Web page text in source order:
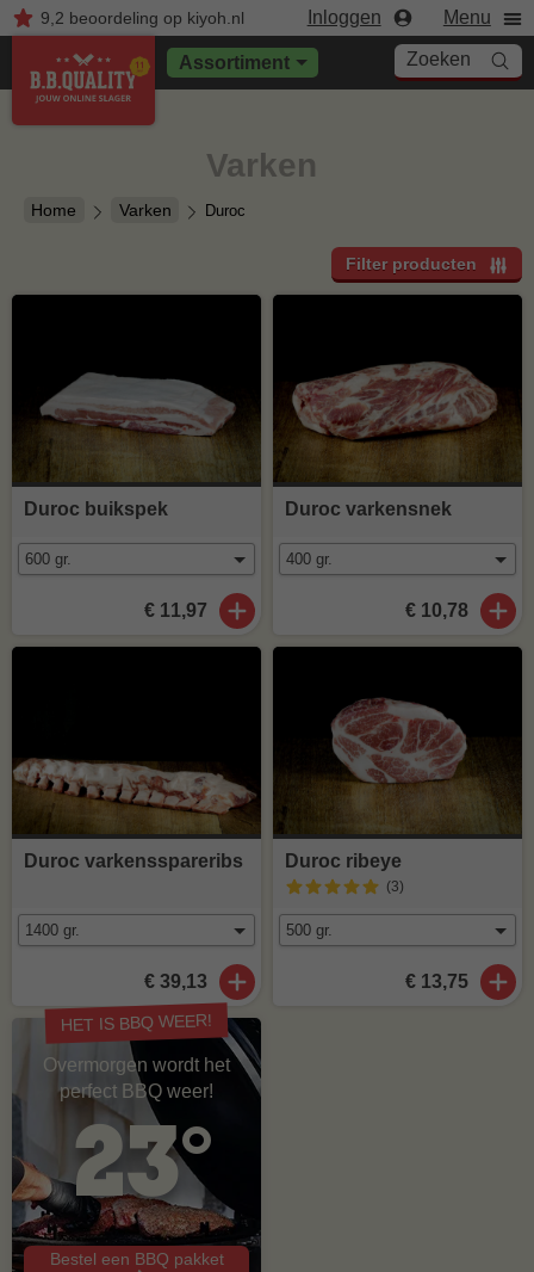
9,2 beoordelingop kiyoh.nl Inloggen Menu
Assortiment Zoeken
Home Varken Duroc
Varken
Filter producten
Duroc buikspek
€ 11,97
Duroc varkensnek
€ 10,78
Duroc varkensspareribs
€ 39,13
Duroc ribeye
(3)
€ 13,75
HET IS BBQ WEER!
Overmorgen wordt het
perfect BBQ weer!
23°
Bestel een BBQ pakket